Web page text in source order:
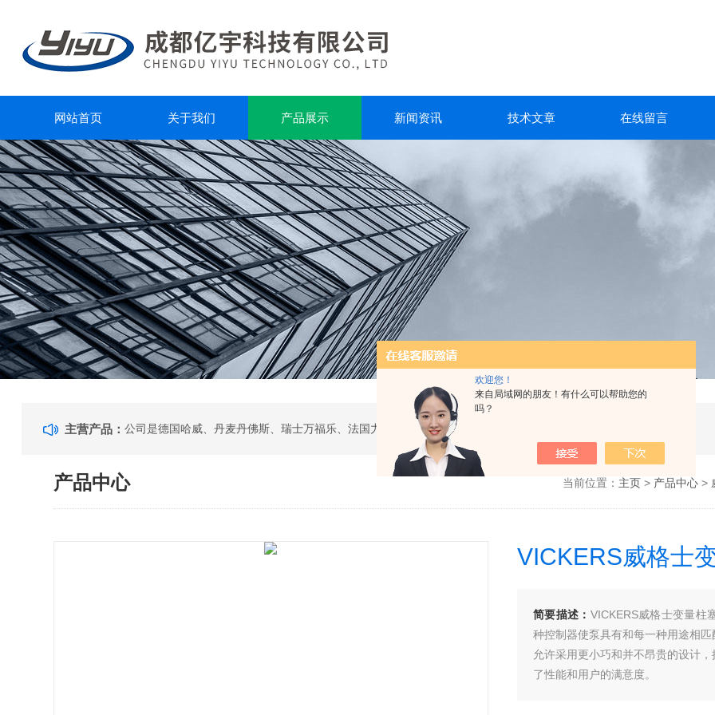
欢迎您！
来自局域网的朋友！有什么可以帮助您的
吗？
网站首页 关于我们 产品展示 新闻资讯 技术文章 在线留言
主营产品：
产品中心 当前位置： 主页> 产品中心>
VICKERS威格士
简要描述： VICKERS威格士变量柱
种控制器使泵具有和每一种用途相
允许采用更小巧和并不昂贵的设计
了性能和用户的满意度。